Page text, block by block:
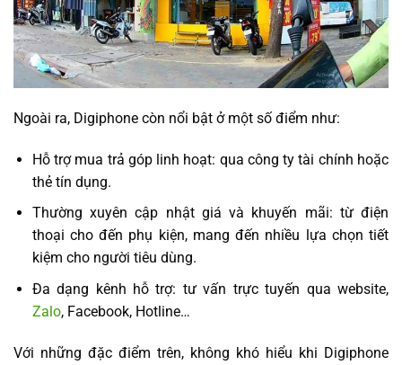
Ngoài ra, Digiphone còn nổi bật ở một số điểm như:
Hỗ trợ mua trả góp linh hoạt: qua công ty tài chính hoặc
thẻ tín dụng.
Thường xuyên cập nhật giá và khuyến mãi: từ điện
thoại cho đến phụ kiện, mang đến nhiều lựa chọn tiết
kiệm cho người tiêu dùng.
Đa dạng kênh hỗ trợ: tư vấn trực tuyến qua website,
Zalo, Facebook, Hotline…
Với những đặc điểm trên, không khó hiểu khi Digiphone